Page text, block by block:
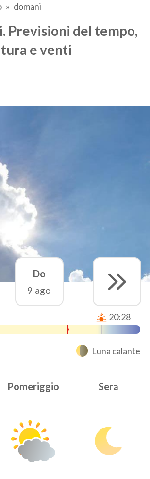
domani
Previsioni del tempo,
e venti
Do
9 ago
20:28
Luna calante
Pomeriggio Sera